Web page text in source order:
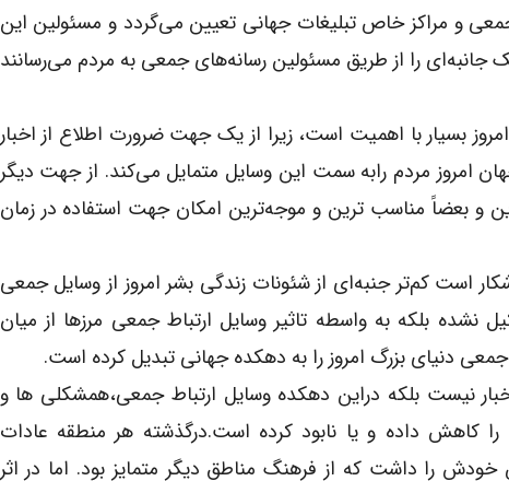
و مراکز خاص تبلیغات جهانی تعیین می‌گردد و مسئولین این
را از طریق مسئولین رسانه‌های جمعی به مردم می‌رسانند
بسیار با اهمیت است، زیرا از یک جهت ضرورت اطلاع از اخبار
امروز مردم رابه سمت این وسایل متمایل می‌کند. از جهت دیگر
و بعضاً مناسب ترین و موجه‌ترین امکان جهت استفاده در زمان
است کم‌تر جنبه‌ای از شئونات زندگی بشر امروز از وسایل جمعی
نشده بلکه به واسطه تاثیر وسایل ارتباط جمعی مرزها از میان
دنیای بزرگ امروز را به دهکده جهانی تبدیل کرده است.
نیست بلکه دراین دهکده وسایل ارتباط جمعی،همشکلی ها و
کاهش داده و یا نابود کرده است.درگذشته هر منطقه عادات
را داشت که از فرهنگ مناطق دیگر متمایز بود. اما در اثر